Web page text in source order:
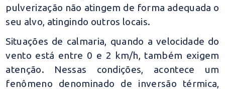
pulverização não atingem de forma adequada o
seu alvo, atingindo outros locais.
Situações de calmaria, quando a velocidade do
vento está entre 0 e 2 km/h, também exigem
atenção. Nessas condições, acontece um
fenômeno denominado de inversão térmica,